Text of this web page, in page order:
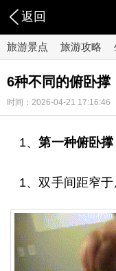
返回
旅游景点 旅游攻略
6种不同的俯卧撑
时间：2026-04-21 17:16:46
1、第一种俯卧撑
1、双手间距窄